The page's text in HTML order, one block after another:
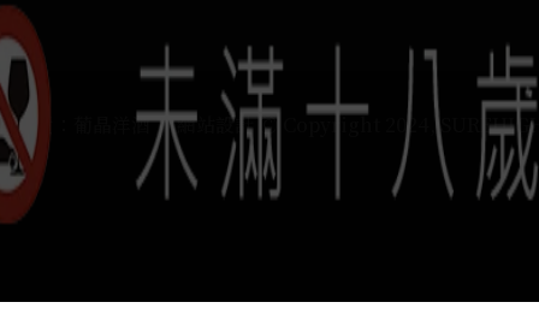
負責：葡晶洋酒 / 網站設計 Ⓒ Copyright 2024,